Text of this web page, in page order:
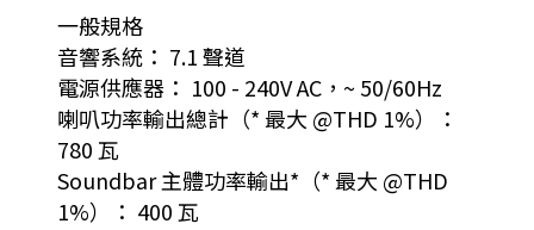
一般規格
音響系統： 7.1 聲道
電源供應器： 100 - 240V AC，~ 50/60Hz
喇叭功率輸出總計（* 最大 @THD 1%）：
780 瓦
Soundbar 主體功率輸出*（* 最大 @THD
1%）： 400 瓦